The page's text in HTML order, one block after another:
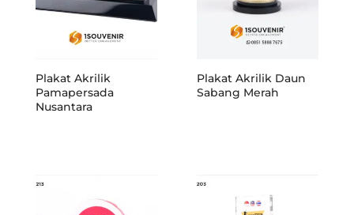
Plakat Akrilik
Pamapersada
Nusantara
Plakat Akrilik Daun
Sabang Merah